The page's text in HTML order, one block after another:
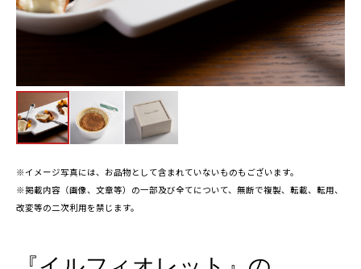
※イメージ写真には、お品物として含まれていないものもございます。
※掲載内容（画像、文章等）の一部及び全てについて、無断で複製、転載、転用、
改変等の二次利用を禁じます。